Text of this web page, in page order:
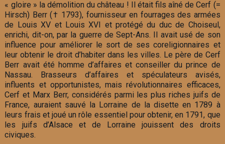
« gloire » la démolition du château ! Il était fils aîné de Cerf (=
Hirsch) Berr († 1793), fournisseur en fourrages des armées
de Louis XV et Louis XVI et protégé du duc de Choiseul,
enrichi, dit-on, par la guerre de Sept-Ans. Il avait usé de son
influence pour améliorer le sort de ses coreligionnaires et
leur obtenir le droit d’habiter dans les villes. Le père de Cerf
Berr avait été homme d’affaires et conseiller du prince de
Nassau. Brasseurs d’affaires et spéculateurs avisés,
influents et opportunistes, mais révolutionnaires efficaces,
Cerf et Marx Berr, considérés parmi les plus riches juifs de
France, auraient sauvé la Lorraine de la disette en 1789 à
leurs frais et joué un rôle essentiel pour obtenir, en 1791, que
les juifs d’Alsace et de Lorraine jouissent des droits
civiques.